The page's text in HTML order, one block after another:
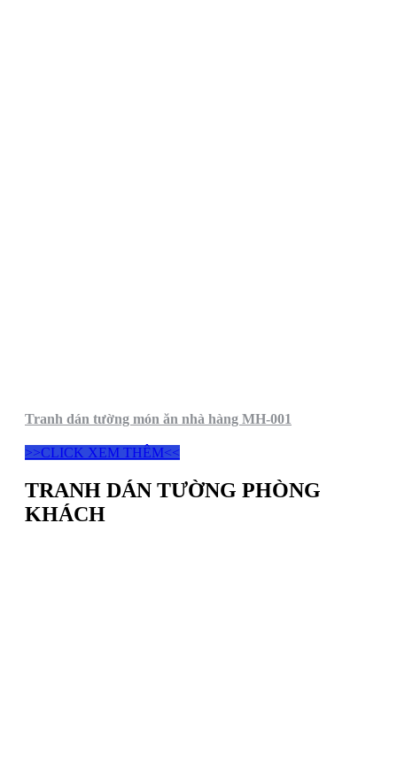
Tranh dán tường món ăn nhà hàng MH-001
>>CLICK XEM THÊM<<
TRANH DÁN TƯỜNG PHÒNG
KHÁCH